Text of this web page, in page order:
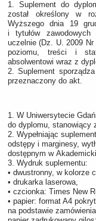
1. Suplement do
został określony w
Wyższego dnia 19
i tytułów
uczelnie (Dz. U. 2009
poziomu, treści i
absolwentowi wraz z
2. Suplement
przeznaczony do akt.
1. W Uniwersytecie
do dyplomu, stanowiący
2. Wypełniając
odstępy i marginesy,
dostępnym w
3. Wydruk suplementu:
• dwustronny, w kolorze
• drukarka laserowa,
• czcionka: Times New
• papier: format A4
na podstawie